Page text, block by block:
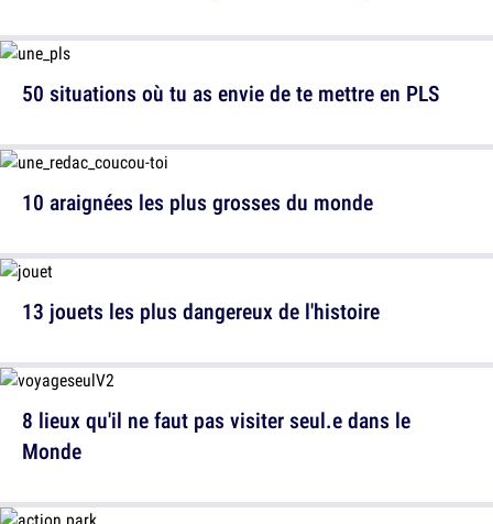
10 araignées les plus grosses du monde
8 lieux qu'il ne faut pas visiter seul.e dans le
Monde
50 situations où tu as envie de te mettre en PLS
13 jouets les plus dangereux de l'histoire